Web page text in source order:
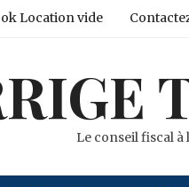
Location vide
Le conseil fiscal à